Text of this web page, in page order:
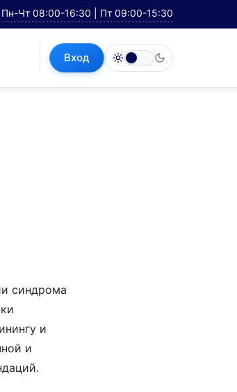
Пн-Чт 08:00-16:30 | Пт 09:00-15:30
Вход
синдрома
и
и